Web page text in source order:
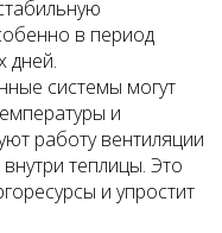
в период
дней.
системы могут
и
работу вентиляции
теплицы. Это
и упростит